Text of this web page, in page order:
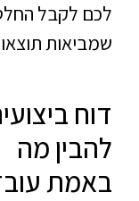
החלטות
תוצאות.
ביצועים –
מה
עובד